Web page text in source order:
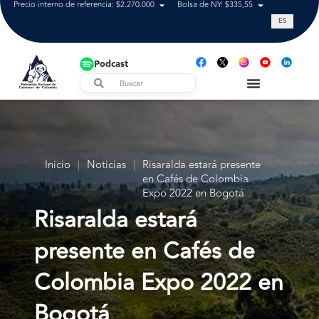
Precio interno de referencia: $2.270.000 Bolsa de NY: $335,55 Tasa de
ES
Podcast
Inicio | Noticias | Risaralda estará presente
en Cafés de Colombia
Expo 2022 en Bogotá
Risaralda estará
presente en Cafés de
Colombia Expo 2022 en